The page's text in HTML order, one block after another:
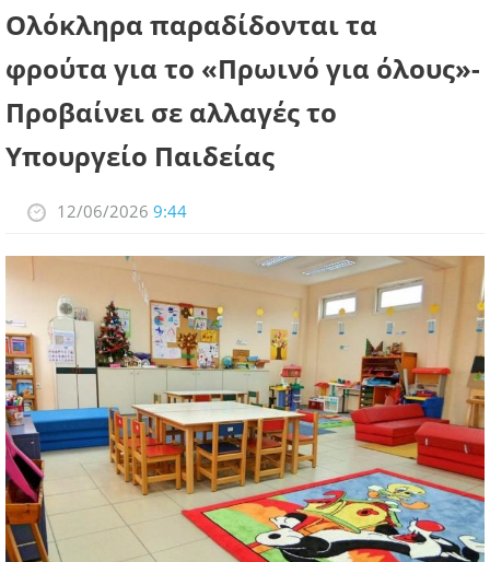
ΛΑΡΝΑΚΑ 2030
ΣΥΝΔΕΣΜΟΙ
ΠΕΡΙΣΣΟΤΕΡΑ
Ολόκληρα παραδίδονται τα
φρούτα για το «Πρωινό για όλους»-
Προβαίνει σε αλλαγές το
Υπουργείο Παιδείας
12/06/2026 9:44